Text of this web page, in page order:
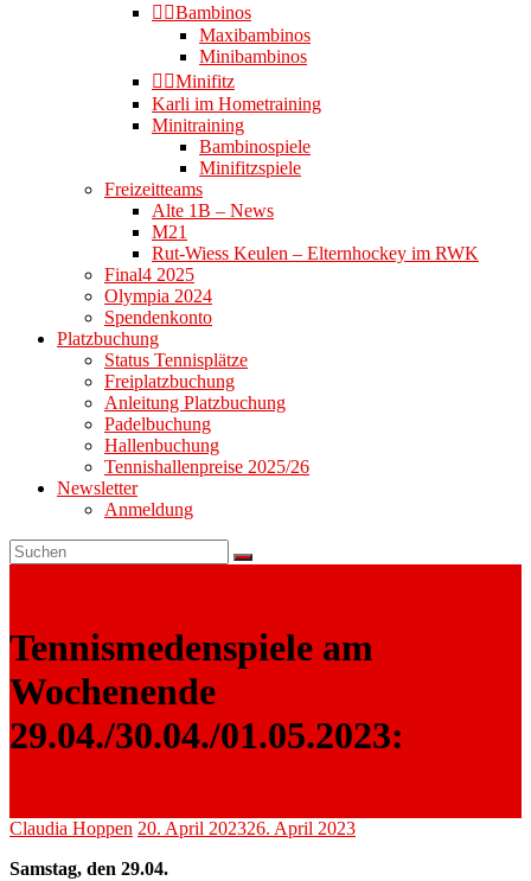
👉🏻Bambinos
Maxibambinos
Minibambinos
👉🏻Minifitz
Karli im Hometraining
Minitraining
Bambinospiele
Minifitzspiele
Freizeitteams
Alte 1B – News
M21
Rut-Wiess Keulen – Elternhockey im RWK
Final4 2025
Olympia 2024
Spendenkonto
Platzbuchung
Status Tennisplätze
Freiplatzbuchung
Anleitung Platzbuchung
Padelbuchung
Hallenbuchung
Tennishallenpreise 2025/26
Newsletter
Anmeldung
Tennismedenspiele am
Wochenende
29.04./30.04./01.05.2023:
Claudia Hoppen 20. April 202326. April 2023
Samstag, den 29.04.